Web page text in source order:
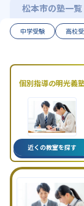
松本市の塾一覧
中学受験 高校
個別指導の明光義
近くの教室を探す